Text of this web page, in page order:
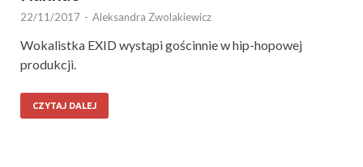
22/11/2017 - Aleksandra Zwolakiewicz
Wokalistka EXID wystąpi gościnnie w hip-hopowej
produkcji.
CZYTAJ DALEJ